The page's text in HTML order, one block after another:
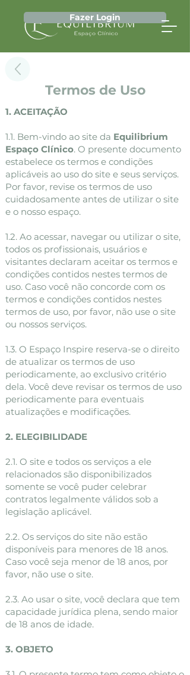
Fazer Login
Termos de Uso
1. ACEITAÇÃO
1.1. Bem-vindo ao site da Equilibrium
Espaço Clínico. O presente documento
estabelece os termos e condições
aplicáveis ao uso do site e seus serviços.
Por favor, revise os termos de uso
cuidadosamente antes de utilizar o site
e o nosso espaço.
1.2. Ao acessar, navegar ou utilizar o site,
todos os profissionais, usuários e
visitantes declaram aceitar os termos e
condições contidos nestes termos de
uso. Caso você não concorde com os
termos e condições contidos nestes
termos de uso, por favor, não use o site
ou nossos serviços.
1.3. O Espaço Inspire reserva-se o direito
de atualizar os termos de uso
periodicamente, ao exclusivo critério
dela. Você deve revisar os termos de uso
periodicamente para eventuais
atualizações e modificações.
2. ELEGIBILIDADE
2.1. O site e todos os serviços a ele
relacionados são disponibilizados
somente se você puder celebrar
contratos legalmente válidos sob a
legislação aplicável.
2.2. Os serviços do site não estão
disponíveis para menores de 18 anos.
Caso você seja menor de 18 anos, por
favor, não use o site.
2.3. Ao usar o site, você declara que tem
capacidade jurídica plena, sendo maior
de 18 anos de idade.
3. OBJETO